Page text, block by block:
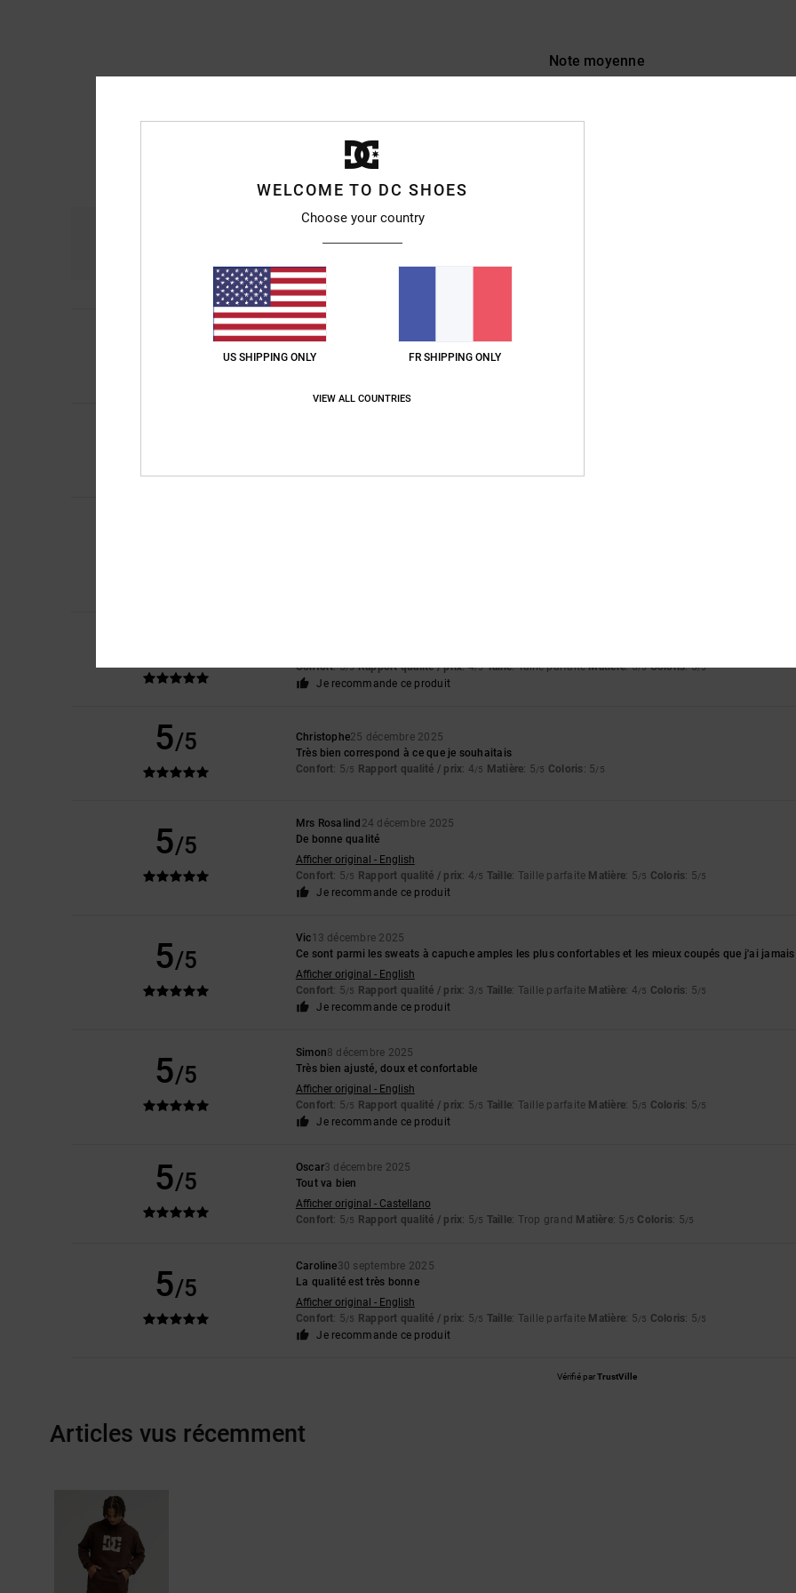
Note moyenne
Rapport qualité / prix
Gabriel
Confort
Rapport qualité / prix: 5 /5 Taille
Je recommande ce produit
Confort: 5/5 Rapport qualité / prix: 4/5 Taille: Taille parfaiteMatière: 5/5 Coloris: 5/5
Je recommande ce produit
5/5 Christophe25 décembre 2025
Très bien correspond à ce que je souhaitais
Confort: 5/5 Rapport qualité / prix: 4/5 Matière: 5/5 Coloris: 5/5
5/5
Mrs Rosalind 24 décembre 2025
De bonne qualité
Afficher original - English
Confort: 5/5 Rapport qualité / prix: 4/5 Taille: Taille parfaite Matière: 5/5 Coloris: 5/5
Je recommande ce produit
5/5
Vic13 décembre 2025
Ce sont parmi les sweats à capuche amples les plus confortables et les mieux coupés que j'ai jamais
Afficher original - English
Confort: 5/5 Rapport qualité / prix: 3/5 Taille: Taille parfaite Matière: 4/5 Coloris: 5/5
Je recommande ce produit
5/5
Simon8 décembre 2025
Très bien ajusté, doux et confortable
Afficher original - English
Confort: 5/5 Rapport qualité / prix: 5/5 Taille: Taille parfaite Matière: 5/5 Coloris: 5/5
Je recommande ce produit
5/5
Oscar3 décembre 2025
Tout va bien
Afficher original - Castellano
Confort: 5/5 Rapport qualité / prix: 5/5 Taille: Trop grand Matière: 5 /5 Coloris: 5/5
5/5
Caroline30 septembre 2025
La qualité est très bonne
Afficher original - English
Confort: 5/5 Rapport qualité / prix: 5/5 Taille: Taille parfaite Matière: 5/5 Coloris: 5/5
Je recommande ce produit
Vérifié parTrustVille
Articles vus récemment
WELCOME TO DC SHOES
Choose your country
US SHIPPING ONLY FR SHIPPING ONLY
VIEW ALL COUNTRIES